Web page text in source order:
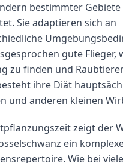
bestimmter Gebiete
Sie adaptieren sich an
gute Flieger,
zu finden und
ihre Diät
und anderen kleinen
zeigt der
ein
Wie bei